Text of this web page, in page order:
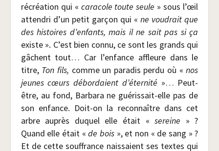
récréa­tion qui « cara­cole toute seule » sous l’œil
atten­dri d’un petit gar­çon qui «ne vou­drait que
des his­toires d’enfants, mais il ne sait pas si ça
existe ». C’est bien connu, ce sont les grands qui
gâchent tout… Car l’enfance affleure dans le
titre, Ton fils, comme un para­dis per­du où «nos
jeunes cœurs débor­daient d’éternité »… Peut-
être, au fond, Bar­ba­ra ne gué­ris­sait-elle pas de
son enfance. Doit-on la recon­naître dans cet
arbre auprès duquel elle était «sereine » ?
Quand elle était «de bois», et non « de sang » ?
Et de cette souf­france nais­saient ses textes qui